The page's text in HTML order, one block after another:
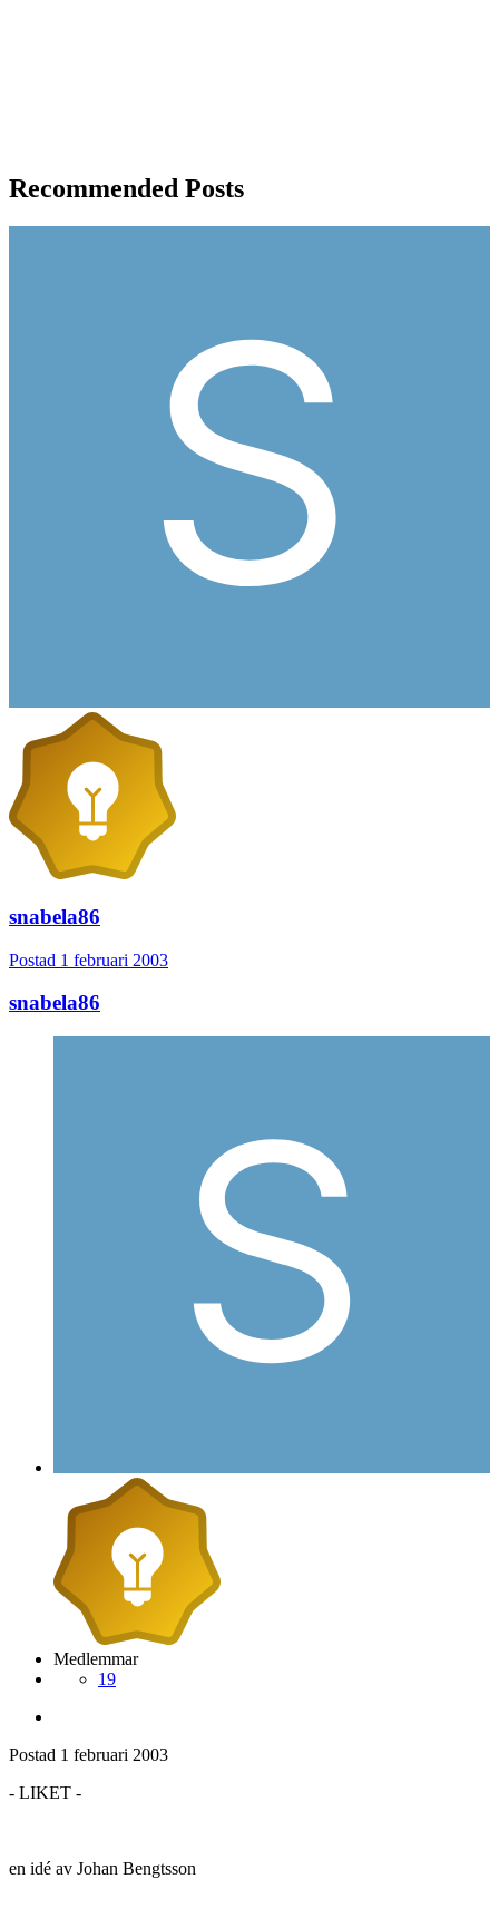
Recommended Posts
snabela86
Postad 1 februari 2003
snabela86
Medlemmar
19
Postad 1 februari 2003
- LIKET -
en idé av Johan Bengtsson